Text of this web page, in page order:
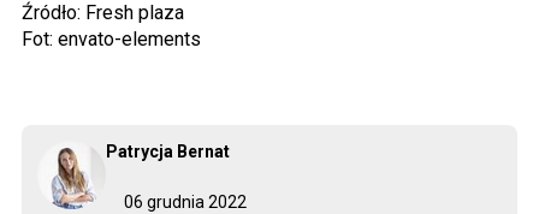
06 grudnia 2022
Patrycja Bernat
Źródło: Fresh plaza
Fot: envato-elements